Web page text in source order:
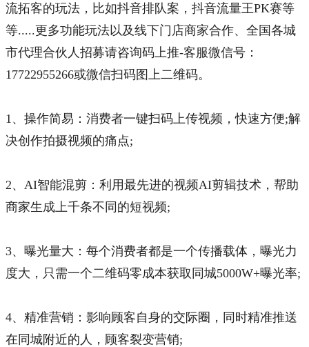
流拓客的玩法，比如抖音排队案，抖音流量王PK赛等
等.....更多功能玩法以及线下门店商家合作、全国各城
市代理合伙人招募请咨询码上推-客服微信号：
17722955266或微信扫码图上二维码。
1、操作简易：消费者一键扫码上传视频，快速方便;解
决创作拍摄视频的痛点;
2、AI智能混剪：利用最先进的视频AI剪辑技术，帮助
商家生成上千条不同的短视频;
3、曝光量大：每个消费者都是一个传播载体，曝光力
度大，只需一个二维码零成本获取同城5000W+曝光率;
4、精准营销：影响顾客自身的交际圈，同时精准推送
在同城附近的人，顾客裂变营销;